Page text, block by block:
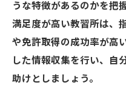
うな特徴があるのかを把
満足度が高い教習所は、
や免許取得の成功率が高
した情報収集を行い、自
助けとしましょう。